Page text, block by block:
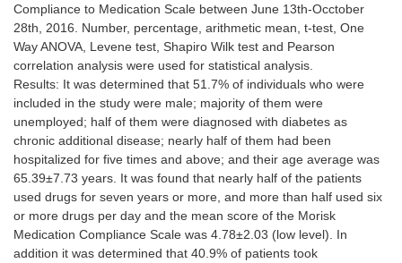
Compliance to Medication Scale between June 13th-Occtober
28th, 2016. Number, percentage, arithmetic mean, t-test, One
Way ANOVA, Levene test, Shapiro Wilk test and Pearson
correlation analysis were used for statistical analysis.
Results: It was determined that 51.7% of individuals who were
included in the study were male; majority of them were
unemployed; half of them were diagnosed with diabetes as
chronic additional disease; nearly half of them had been
hospitalized for five times and above; and their age average was
65.39±7.73 years. It was found that nearly half of the patients
used drugs for seven years or more, and more than half used six
or more drugs per day and the mean score of the Morisk
Medication Compliance Scale was 4.78±2.03 (low level). In
addition it was determined that 40.9% of patients took